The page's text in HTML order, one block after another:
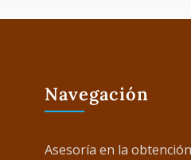
Navegación
Asesoría en la